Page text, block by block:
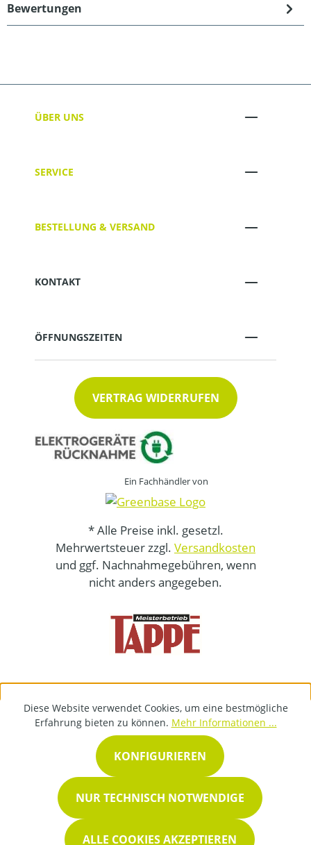
Bewertungen
ÜBER UNS
SERVICE
BESTELLUNG & VERSAND
KONTAKT
ÖFFNUNGSZEITEN
VERTRAG WIDERRUFEN
Ein Fachhändler von
* Alle Preise inkl. gesetzl.
Mehrwertsteuer zzgl. Versandkosten
und ggf. Nachnahmegebühren, wenn
nicht anders angegeben.
Diese Website verwendet Cookies, um eine bestmögliche
Erfahrung bieten zu können. Mehr Informationen ...
NUR TECHNISCH NOTWENDIGE
KONFIGURIEREN
ALLE COOKIES AKZEPTIEREN